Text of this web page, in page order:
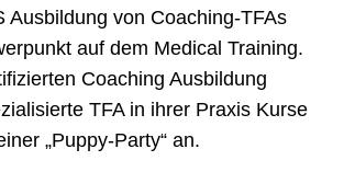
Ausbildung von Coaching-TFAs
auf dem Medical Training.
Coaching Ausbildung
TFA in ihrer Praxis Kurse
„Puppy-Party“ an.